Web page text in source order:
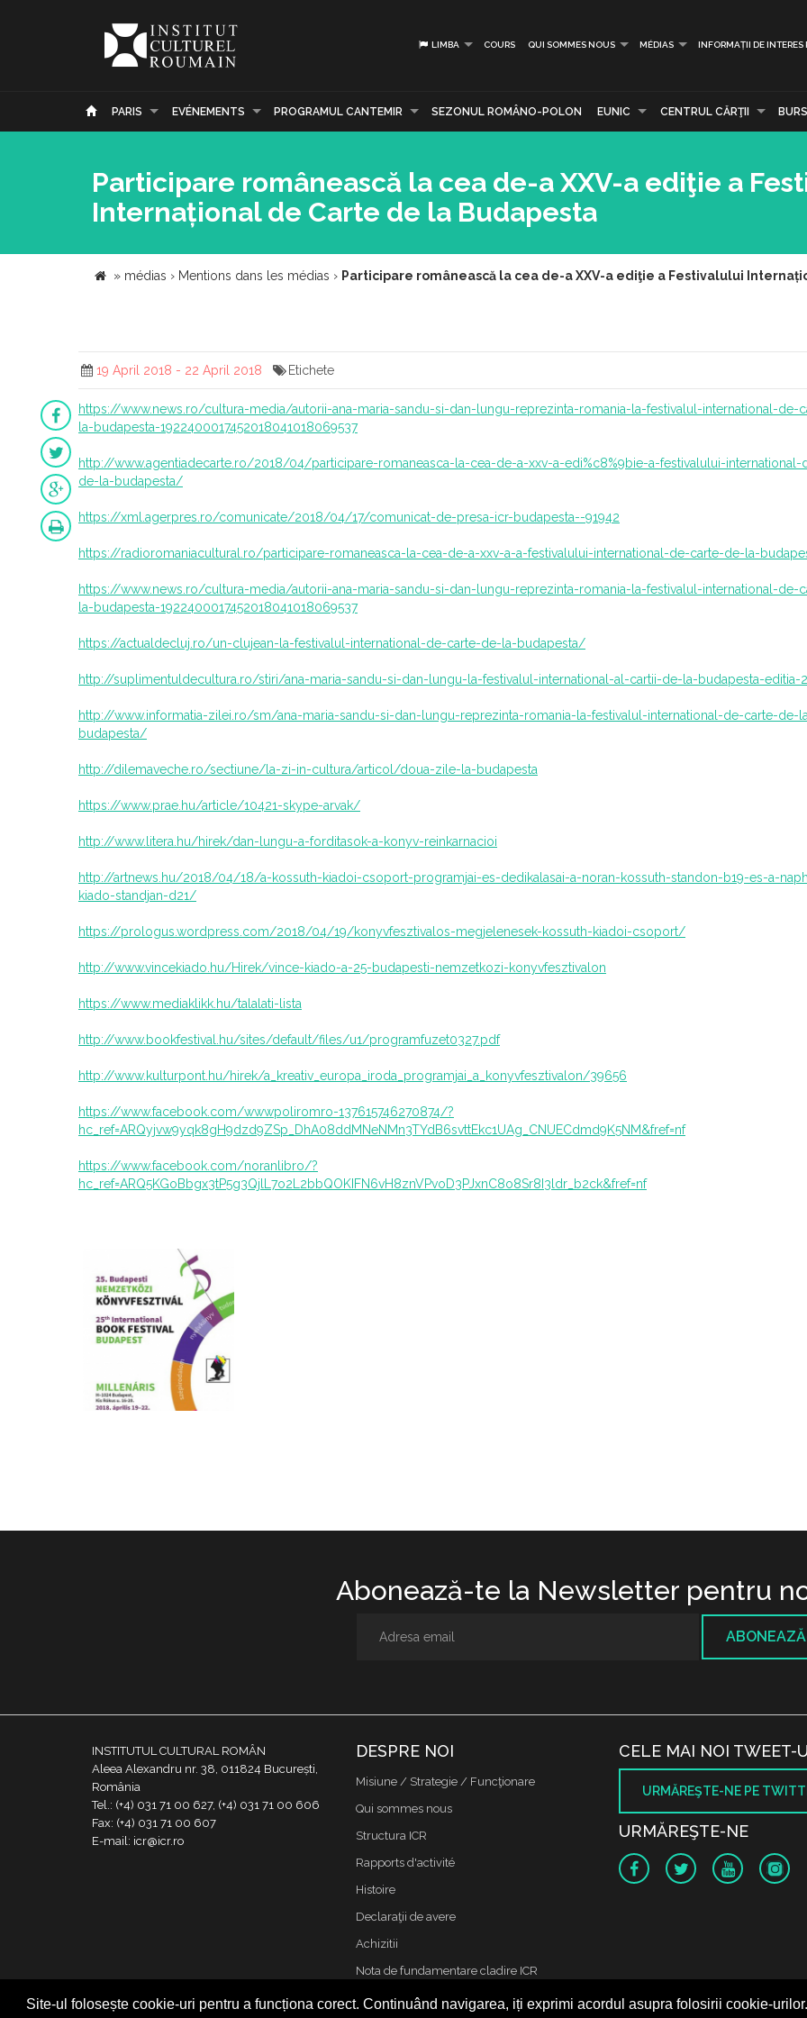
Site-ul folosește cookie-uri pentru a funcționa corect. Continuând navigarea, iți exprimi acordul asupra folosirii cookie-urilor.
LIMBA COURS QUI SOMMES NOUS MÉDIAS INFORMAȚII DE INTERES
PARIS EVÉNEMENTS PROGRAMUL CANTEMIR SEZONUL ROMÂNO-POLON EUNIC CENTRUL CĂRŢII
Participare românească la cea de-a XXV-a ediţie a
Internațional de Carte de la Budapesta
» médias › Mentions dans les médias › Participare românească la cea de-a XXV-a ediţie a Festivalului
19 April 2018 - 22 April 2018 Etichete
https://www.news.ro/cultura-media/autorii-ana-maria-sandu-si-dan-lungu-reprezinta-romania-la-festivalul-international-de-
la-budapesta-1922400017452018041018069537
http://www.agentiadecarte.ro/2018/04/participare-romaneasca-la-cea-de-a-xxv-a-edi%c8%9bie-a-festivalului-international-
de-la-budapesta/
https://xml.agerpres.ro/comunicate/2018/04/17/comunicat-de-presa-icr-budapesta--91942
https://radioromaniacultural.ro/participare-romaneasca-la-cea-de-a-xxv-a-a-festivalului-international-de-carte-de-la-
https://www.news.ro/cultura-media/autorii-ana-maria-sandu-si-dan-lungu-reprezinta-romania-la-festivalul-international-de-
la-budapesta-1922400017452018041018069537
https://actualdecluj.ro/un-clujean-la-festivalul-international-de-carte-de-la-budapesta/
http://suplimentuldecultura.ro/stiri/ana-maria-sandu-si-dan-lungu-la-festivalul-international-al-cartii-de-la-budapesta-editia-
http://www.informatia-zilei.ro/sm/ana-maria-sandu-si-dan-lungu-reprezinta-romania-la-festivalul-international-de-carte-de-
budapesta/
http://dilemaveche.ro/sectiune/la-zi-in-cultura/articol/doua-zile-la-budapesta
https://www.prae.hu/article/10421-skype-arvak/
http://www.litera.hu/hirek/dan-lungu-a-forditasok-a-konyv-reinkarnacioi
http://artnews.hu/2018/04/18/a-kossuth-kiadoi-csoport-programjai-es-dedikalasai-a-noran-kossuth-standon-b19-es-a-
kiado-standjan-d21/
https://prologus.wordpress.com/2018/04/19/konyvfesztivalos-megjelenesek-kossuth-kiadoi-csoport/
http://www.vincekiado.hu/Hirek/vince-kiado-a-25-budapesti-nemzetkozi-konyvfesztivalon
https://www.mediaklikk.hu/talalati-lista
http://www.bookfestival.hu/sites/default/files/u1/programfuzet0327.pdf
http://www.kulturpont.hu/hirek/a_kreativ_europa_iroda_programjai_a_konyvfesztivalon/39656
https://www.facebook.com/wwwpoliromro-137615746270874/?
hc_ref=ARQyjvw9yqk8gH9dzd9ZSp_DhA08ddMNeNMn3TYdB6svttEkc1UAg_CNUECdmd9K5NM&fref=nf
https://www.facebook.com/noranlibro/?
hc_ref=ARQ5KGoBbgx3tP5g3QjlL7o2L2bbQOKIFN6vH8znVPvoD3PJxnC8o8Sr8I3ldr_b2ck&fref=nf
Abonează-te la Newsletter pentru
INSTITUTUL CULTURAL ROMÂN
Aleea Alexandru nr. 38, 011824 București,
România
Tel.: (+4) 031 71 00 627, (+4) 031 71 00 606
Fax: (+4) 031 71 00 607
E-mail: icr@icr.ro
DESPRE NOI
Misiune / Strategie / Funcţionare
Qui sommes nous
Structura ICR
Rapports d'activité
Histoire
Declaraţii de avere
Achizitii
Nota de fundamentare cladire ICR
Contact
CELE MAI NOI TWEET-
URMĂREŞTE-NE PE
URMĂREŞTE-NE